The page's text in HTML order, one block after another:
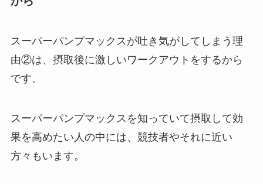
スーパーパンプマックスが吐き気がしてしまう理
由②は、摂取後に激しいワークアウトをするから
です。
スーパーパンプマックスを知っていて摂取して効
果を高めたい人の中には、競技者やそれに近い
方々もいます。